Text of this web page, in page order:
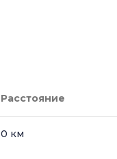
Расстояние
0 км